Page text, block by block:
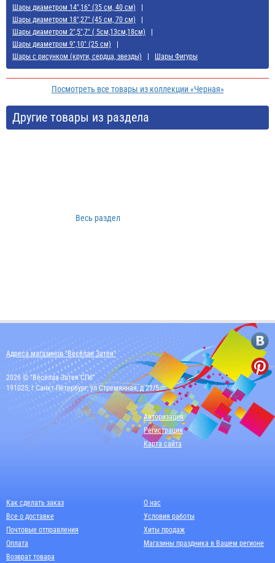
Шары диаметром 14",16" (35 см, 40 см)
Шары диаметром 18",27" (45 см, 70 см)
Шары диаметром 2",5",7" ( 5см,13см,18см)
Шары диаметром 9",10" (25 см)
Шары с рисунком (круги, сердца, звезды)
Шары Фигуры
Посмотреть все товары из коллекции «Черная»
Другие товары из раздела
Весь раздел
Адреса магазинов "Весёлая Затея"
2026 © "Весёлая Затея СПб"
191025, г Санкт-Петербург, ул Стремянная, д 21/5
Авторизация
Регистрация
Карта сайта
Как сделать заказ
Все о доставке
Почтовые отправления
Оплата
Возврат товара
О нас
Условия работы
Хиты продаж
Магазины праздника в Вашем регионе